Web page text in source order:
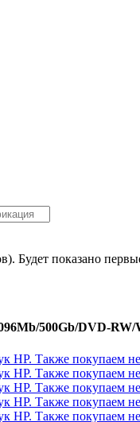
Будет показано
500Gb/DVD-